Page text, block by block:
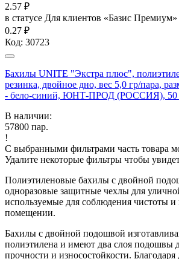
2.57 ₽
в статусе Для клиентов «Базис Премиум»
0.27 ₽
Код: 30723
Бахилы UNITE "Экстра плюс",
резинка, двойное дно, вес 5,0 гр/пара,
- бело-синий, ЮНТ-ПРОД (РОССИЯ), 50
В наличии:
57800 пар.
!
С выбранными фильтрами часть товара
Удалите некоторые фильтры чтобы
Полиэтиленовые бахилы с двойной
одноразовые защитные чехлы для
используемые для соблюдения чистоты
помещении.
Бахилы с двойной подошвой
полиэтилена и имеют два слоя подошвы
прочности и износостойкости.